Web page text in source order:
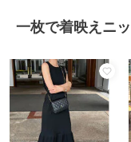
一枚で着映えニ